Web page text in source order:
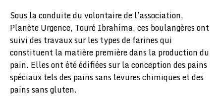
Sous la conduite du volontaire de l’association,
Planète Urgence, Touré Ibrahima, ces boulangères ont
suivi des travaux sur les types de farines qui
constituent la matière première dans la production du
pain. Elles ont été édifiées sur la conception des pains
spéciaux tels des pains sans levures chimiques et des
pains sans gluten.